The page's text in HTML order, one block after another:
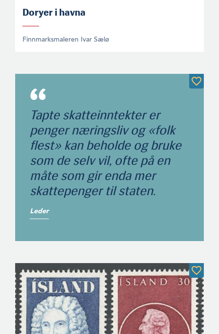
Doryer i havna
Finnmarksmaleren Ivar Sælø
Tapte skatteinntekter er
penger næringsliv og «folk
flest» kan beholde og bruke
som de selv vil, ofte på en
måte som gir enda mer
skattepenger til staten.
Leder